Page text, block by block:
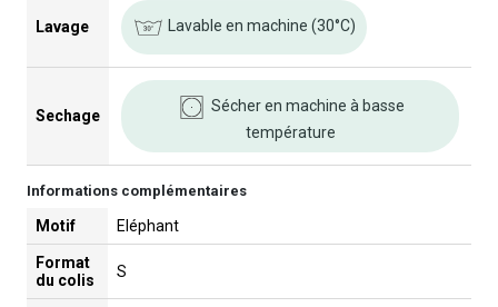
Lavage Lavable en machine (30°C)
Sechage
Sécher en machine à basse
température
Informations complémentaires
Motif Eléphant
Format
du colis
S